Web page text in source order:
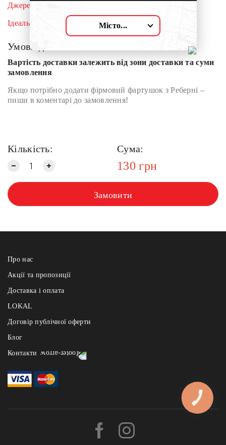
Джерело вітаміну С.
Ідеально освіжає та бадьорить!
Умови доставки:
Вартість доставки залежить від зони доставки та суми
замовлення
Якщо потрібно додати фірмовий фартушок з Реберні –
пиши в коментарі до замовлення!
Кількість: Сума:
130 грн
Замовити
Про нас
Акції та пропозиції
Доставка і оплата
LOKAL
Договір публічної оферти
Блог
Контакти
- на Узвозі: +38 (067) 121 84 91, Андріївський узвіз 2а
- на Арсенальній: +38 (067) 121 84 91, вул. І.Мазепи 1
- на Славутичі: +38 (067) 121 84 91, Миколи Бажана 1и, БЦ «The
Львівські Пляцки щодня з 10:00 - до 21:00 :
Місто...
КНОПКА
ЗВ'ЯЗКУ